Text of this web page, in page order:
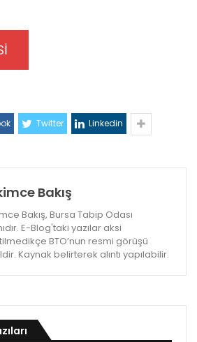
Twitter Linkedin
Bakış
Bakış, Bursa Tabip Odası
E-Blog'taki yazılar aksi
BTO’nun resmi görüşü
Kaynak belirterek alıntı yapılabilir.